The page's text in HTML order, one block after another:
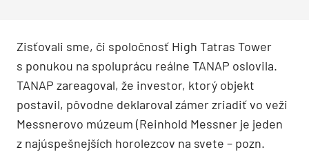
Zisťovali sme, či spoločnosť High Tatras Tower
s ponukou na spoluprácu reálne TANAP oslovila.
TANAP zareagoval, že investor, ktorý objekt
postavil, pôvodne deklaroval zámer zriadiť vo veži
Messnerovo múzeum (Reinhold Messner je jeden
z najúspešnejších horolezcov na svete – pozn.